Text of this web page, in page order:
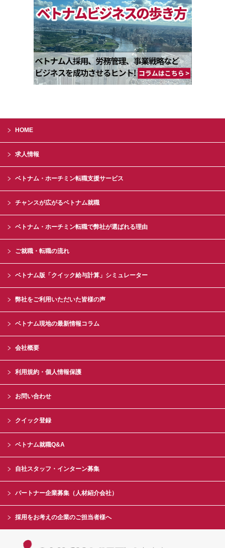
HOME
求人情報
ベトナム・ホーチミン転職支援サービス
チャンスが広がるベトナム就職
ベトナム・ホーチミン転職で弊社が選ばれる理由
ご就職・転職の流れ
ベトナム版「クイック給与計算」シミュレーター
弊社をご利用いただいた皆様の声
ベトナム現地の最新情報コラム
会社概要
利用規約・個人情報保護
お問い合わせ
クイック登録
ベトナム就職Q&A
自社スタッフ・インターン募集
パートナー企業募集（人材紹介会社）
採用をお考えの企業のご担当者様へ